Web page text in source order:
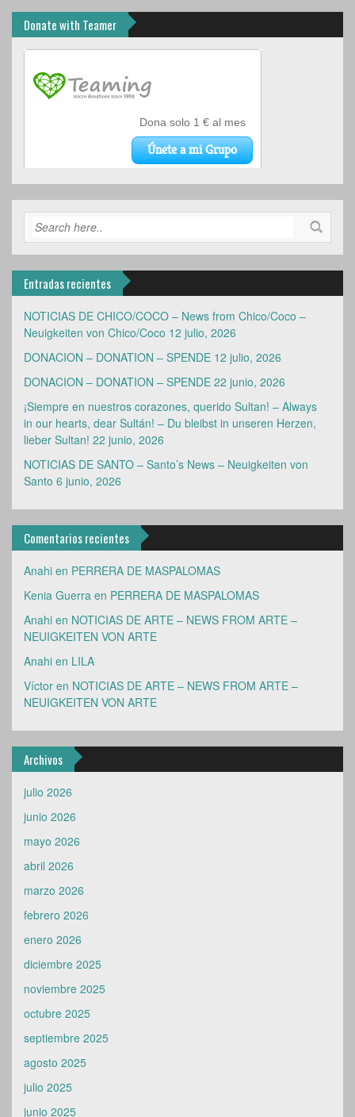
Donate with Teamer
Entradas recientes
NOTICIAS DE CHICO/COCO – News from Chico/Coco –
Neuigkeiten von Chico/Coco 12 julio, 2026
DONACION – DONATION – SPENDE 12 julio, 2026
DONACION – DONATION – SPENDE 22 junio, 2026
¡Siempre en nuestros corazones, querido Sultan! – Always
in our hearts, dear Sultán! – Du bleibst in unseren Herzen,
lieber Sultan! 22 junio, 2026
NOTICIAS DE SANTO – Santo’s News – Neuigkeiten von
Santo 6 junio, 2026
Comentarios recientes
Anahi en PERRERA DE MASPALOMAS
Kenia Guerra en PERRERA DE MASPALOMAS
Anahi en NOTICIAS DE ARTE – NEWS FROM ARTE –
NEUIGKEITEN VON ARTE
Anahi en LILA
Víctor en NOTICIAS DE ARTE – NEWS FROM ARTE –
NEUIGKEITEN VON ARTE
Archivos
julio 2026
junio 2026
mayo 2026
abril 2026
marzo 2026
febrero 2026
enero 2026
diciembre 2025
noviembre 2025
octubre 2025
septiembre 2025
agosto 2025
julio 2025
junio 2025